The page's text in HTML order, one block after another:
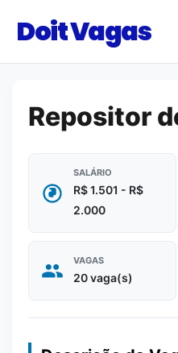
Doit Vagas
Repositor
SALÁRIO
R$ 1.501 - R$
2.000
VAGAS
20 vaga(s)